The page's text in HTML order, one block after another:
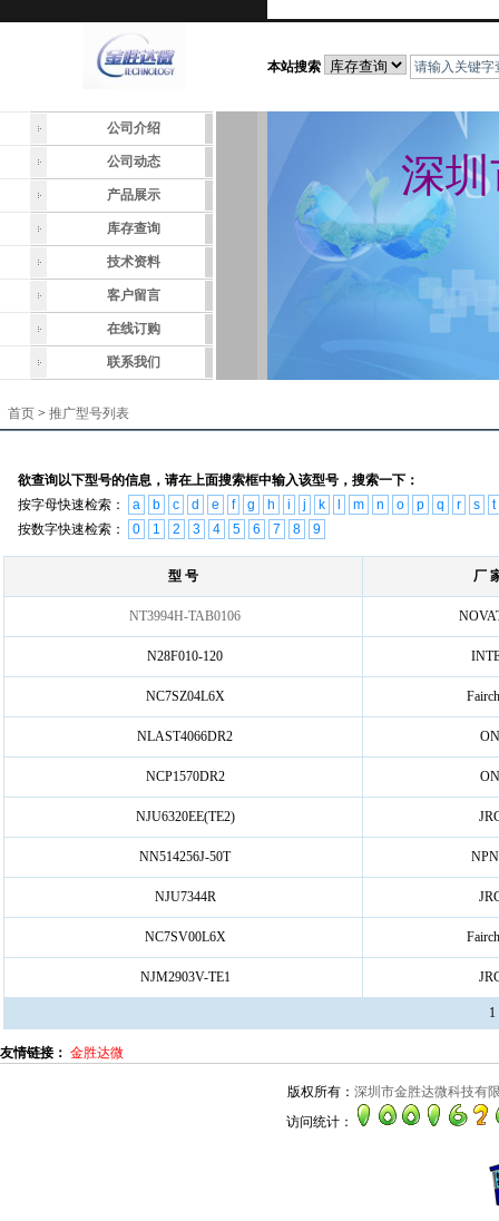
本站搜索
公司介绍
公司动态
产品展示
库存查询
技术资料
客户留言
在线订购
联系我们
深
首页 > 推广型号列表
欲查询以下型号的信息，请在上面搜索框中输入该型号，搜索一下：
按字母快速检索：
a b c d e f g h i j k m n o p q r s
t
按数字快速检索：
0 1 2 3 4 5 6 7 8 9
型 号 厂
NT3994H-TAB0106
N28F010-120
NC7SZ04L6X
NLAST4066DR2 ON
NCP1570DR2 ON
NJU6320EE(TE2)
NN514256J-50T
NJU7344R
NC7SV00L6X
NJM2903V-TE1
1
友情链接： 金胜达微
版权所有： 深圳市金胜达微科技有
访问统计：